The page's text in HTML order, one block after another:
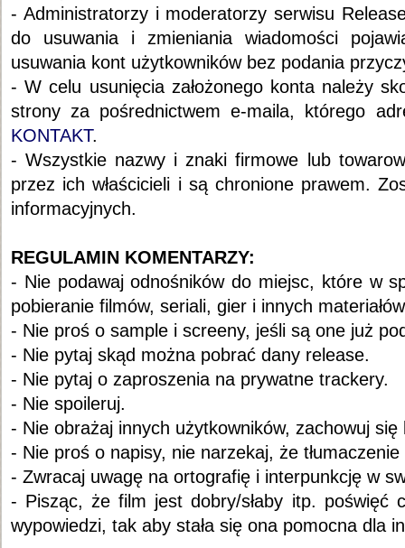
- Administratorzy i moderatorzy serwisu
do usuwania i zmieniania wiadomości
usuwania kont użytkowników bez podania
- W celu usunięcia założonego konta należy
strony za pośrednictwem e-maila, którego
KONTAKT.
- Wszystkie nazwy i znaki firmowe lub
przez ich właścicieli i są chronione prawem.
informacyjnych.
REGULAMIN KOMENTARZY:
- Nie podawaj odnośników do miejsc, które w
pobieranie filmów, seriali, gier i innych
- Nie proś o sample i screeny, jeśli są one już
- Nie pytaj skąd można pobrać dany release.
- Nie pytaj o zaproszenia na prywatne trackery.
- Nie spoileruj.
- Nie obrażaj innych użytkowników, zachowuj się
- Nie proś o napisy, nie narzekaj, że
- Zwracaj uwagę na ortografię i interpunkcję w
- Pisząc, że film jest dobry/słaby itp. poświęć
wypowiedzi, tak aby stała się ona pomocna dla